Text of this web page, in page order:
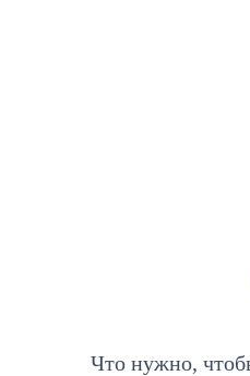
Что нужно,